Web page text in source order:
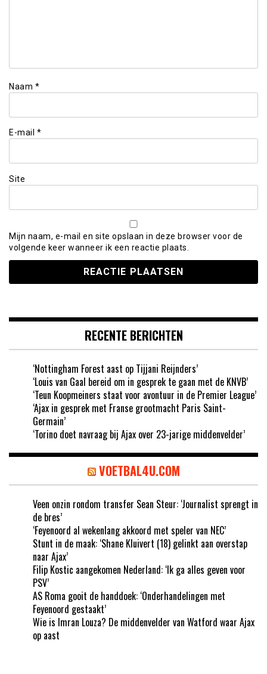
Naam *
E-mail *
Site
Mijn naam, e-mail en site opslaan in deze browser voor de
volgende keer wanneer ik een reactie plaats.
RECENTE BERICHTEN
‘Nottingham Forest aast op Tijjani Reijnders’
‘Louis van Gaal bereid om in gesprek te gaan met de KNVB’
‘Teun Koopmeiners staat voor avontuur in de Premier League’
‘Ajax in gesprek met Franse grootmacht Paris Saint-
Germain’
‘Torino doet navraag bij Ajax over 23-jarige middenvelder’
VOETBAL4U.COM
Veen onzin rondom transfer Sean Steur: ‘Journalist sprengt in
de bres’
‘Feyenoord al wekenlang akkoord met speler van NEC’
Stunt in de maak: ‘Shane Kluivert (18) gelinkt aan overstap
naar Ajax’
Filip Kostic aangekomen Nederland: ‘Ik ga alles geven voor
PSV’
AS Roma gooit de handdoek: ‘Onderhandelingen met
Feyenoord gestaakt’
Wie is Imran Louza? De middenvelder van Watford waar Ajax
op aast